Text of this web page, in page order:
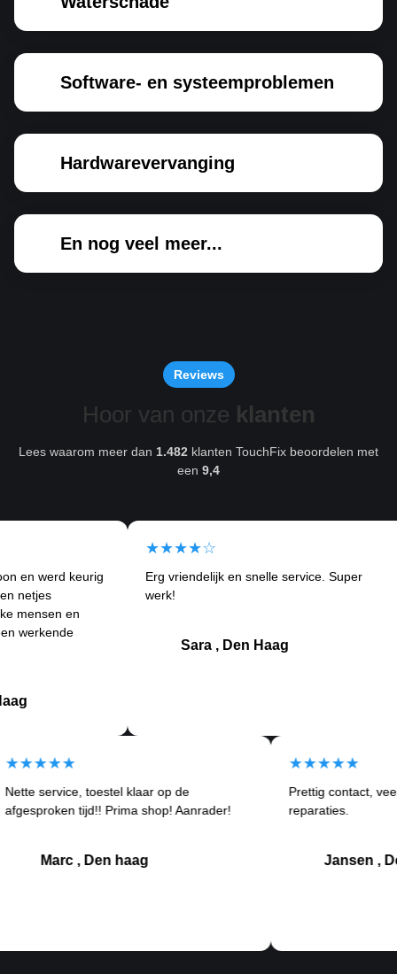
Software- en systeemproblemen
Hardwarevervanging
En nog veel meer...
Reviews
Hoor van onze klanten
Lees waarom meer dan 1.482 klanten TouchFix beoordelen met
een 9,4
keurig
en
★★★★☆
Erg vriendelijk en snelle service. Super
Sara , Den Haag
★★★★★
Nette service, toestel klaar op de
afgesproken tijd!! Prima shop! Aanrader!
Marc , Den haag
Prettig